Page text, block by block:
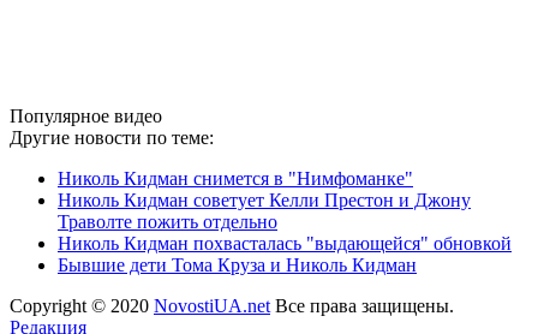
Популярное видео
Другие новости по теме:
Николь Кидман снимется в "Нимфоманке"
Николь Кидман советует Келли Престон и Джону
Траволте пожить отдельно
Николь Кидман похвасталась "выдающейся" обновкой
Бывшие дети Тома Круза и Николь Кидман
Copyright © 2020 NovostiUA.net Все права защищены.
Редакция